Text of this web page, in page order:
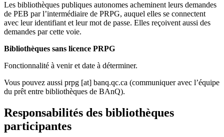
Les bibliothèques publiques autonomes acheminent leurs demandes
de PEB par l’intermédiaire de PRPG, auquel elles se connectent
avec leur identifiant et leur mot de passe. Elles reçoivent aussi des
demandes par cette voie.
Bibliothèques sans licence PRPG
Fonctionnalité à venir et date à déterminer.
Vous pouvez aussi prpg [at] banq.qc.ca (communiquer avec l’équipe
du prêt entre bibliothèques de BAnQ).
Responsabilités des bibliothèques
participantes